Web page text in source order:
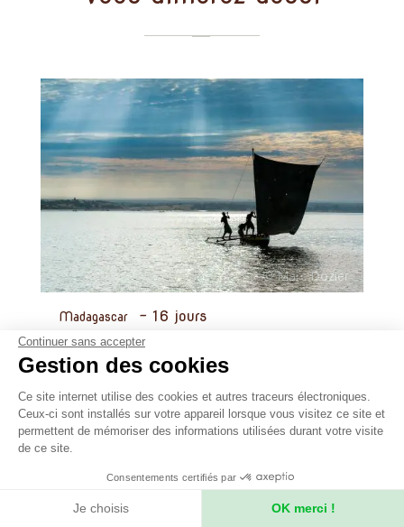
Madagascar - 16 jours
Du Makay au Mozambique
Une belle diversité de paysages et d’activités
nous est promise dans ce voyage qui conduit
dans le Makay avec un expert des lieux puis sur
des pêcheurs et marins vezo.
Prochain départ le 12/09/2026
Continuer sans accepter
Gestion des cookies
Ce site internet utilise des cookies et autres traceurs électroniques.
Ceux-ci sont installés sur votre appareil lorsque vous visitez ce site et
permettent de mémoriser des informations utilisées durant votre visite
de ce site.
Consentements certifiés par
Je choisis OK merci !